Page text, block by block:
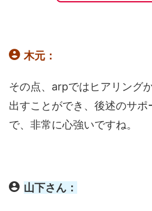
木元：
その点、arpではヒアリング
出すことができ、後述のサ
で、非常に心強いですね。
山下さん：